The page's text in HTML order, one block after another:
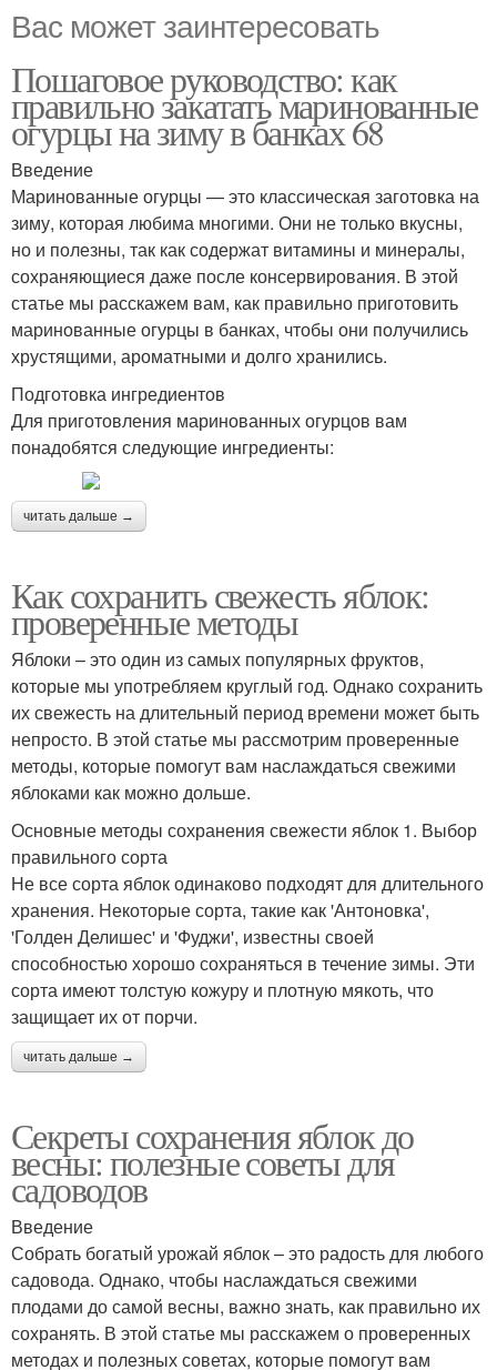
Вас может заинтересовать
Пошаговое руководство: как
правильно закатать маринованные
огурцы на зиму в банках 68
Введение
Маринованные огурцы — это классическая заготовка на
зиму, которая любима многими. Они не только вкусны,
но и полезны, так как содержат витамины и минералы,
сохраняющиеся даже после консервирования. В этой
статье мы расскажем вам, как правильно приготовить
маринованные огурцы в банках, чтобы они получились
хрустящими, ароматными и долго хранились.
Подготовка ингредиентов
Для приготовления маринованных огурцов вам
понадобятся следующие ингредиенты:
читать дальше →
Как сохранить свежесть яблок:
проверенные методы
Яблоки – это один из самых популярных фруктов,
которые мы употребляем круглый год. Однако сохранить
их свежесть на длительный период времени может быть
непросто. В этой статье мы рассмотрим проверенные
методы, которые помогут вам наслаждаться свежими
яблоками как можно дольше.
Основные методы сохранения свежести яблок 1. Выбор
правильного сорта
Не все сорта яблок одинаково подходят для длительного
хранения. Некоторые сорта, такие как 'Антоновка',
'Голден Делишес' и 'Фуджи', известны своей
способностью хорошо сохраняться в течение зимы. Эти
сорта имеют толстую кожуру и плотную мякоть, что
защищает их от порчи.
читать дальше →
Секреты сохранения яблок до
весны: полезные советы для
садоводов
Введение
Собрать богатый урожай яблок – это радость для любого
садовода. Однако, чтобы наслаждаться свежими
плодами до самой весны, важно знать, как правильно их
сохранять. В этой статье мы расскажем о проверенных
методах и полезных советах, которые помогут вам